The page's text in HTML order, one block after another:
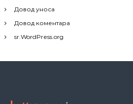
Довод уноса
Довод коментара
sr.WordPress.org